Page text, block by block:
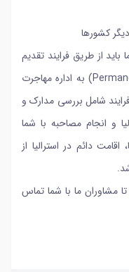
دائم، شما باید از طریق فرایند تقدیم
درخواست اقامت دائم (Permanent Residence) به اداره مهاجرت
شامل بررسی مدارک و
و انجام مصاحبه با شما
دائم در استرالیا از
تا مشاوران ما با شما تماس